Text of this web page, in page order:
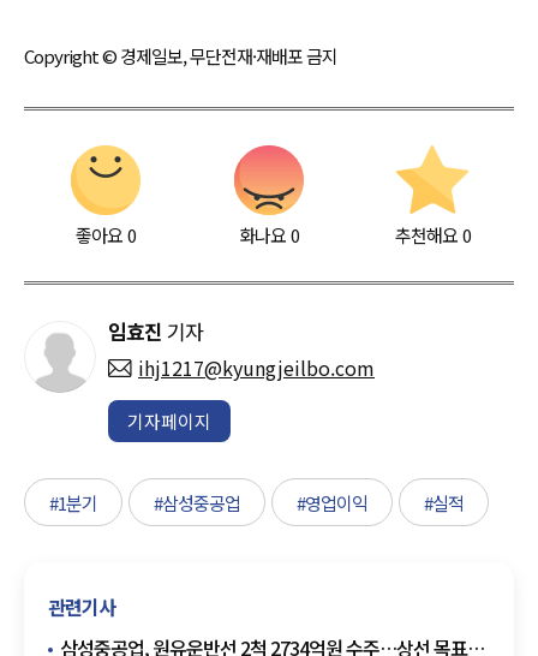
Copyright © 경제일보, 무단전재·재배포 금지
좋아요0 화나요0 추천해요 0
임효진 기자
ihj1217@kyungjeilbo.com
기자페이지
#1분기 #삼성중공업 #영업이익 #실적
관련기사
삼성중공업, 원유운반선 2척 2734억원 수주…상선 목표